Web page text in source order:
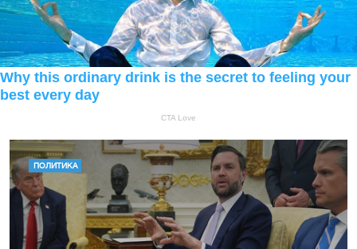
ПОЛИТИКА